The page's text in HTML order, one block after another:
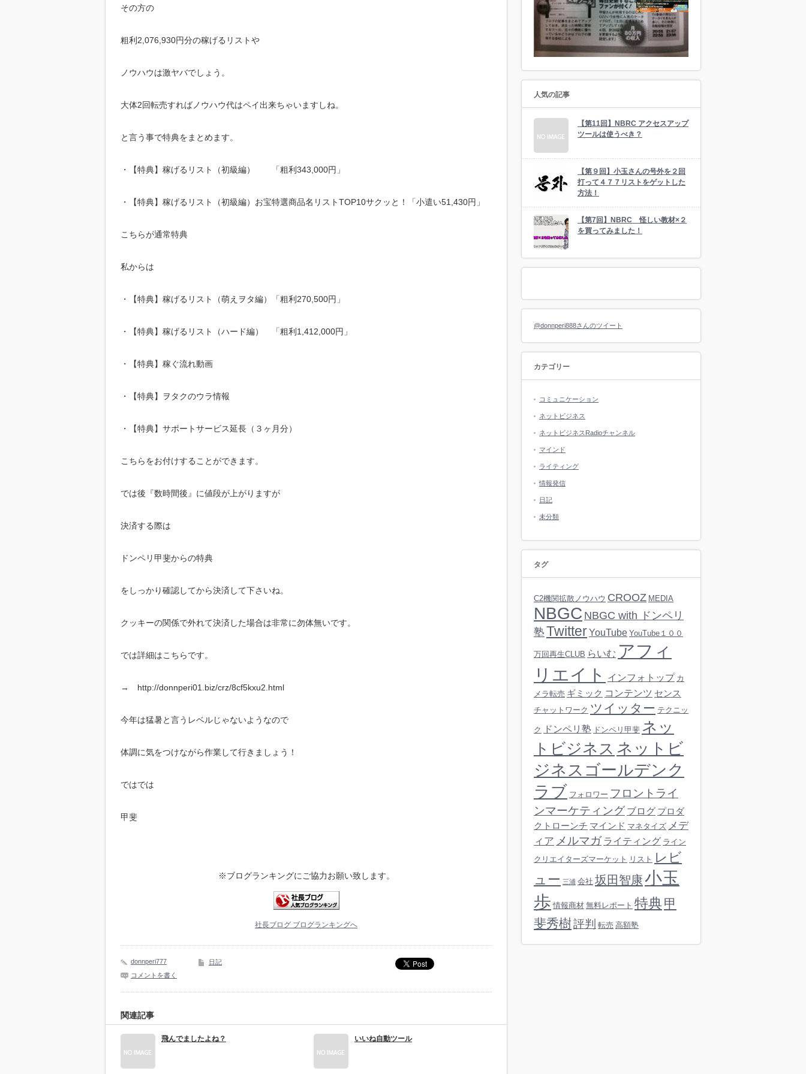
その方の
粗利2,076,930円分の稼げるリストや
ノウハウは激ヤバでしょう。
大体2回転売すればノウハウ代はペイ出来ちゃいますしね。
と言う事で特典をまとめます。
・【特典】稼げるリスト（初級編） 「粗利343,000円」
・【特典】稼げるリスト（初級編）お宝特選商品名リストTOP10サクッと！「小遣い51,430円」
こちらが通常特典
私からは
・【特典】稼げるリスト（萌えヲタ編）「粗利270,500円」
・【特典】稼げるリスト（ハード編） 「粗利1,412,000円」
・【特典】稼ぐ流れ動画
・【特典】ヲタクのウラ情報
・【特典】サポートサービス延長（３ヶ月分）
こちらをお付けすることができます。
では後『数時間後』に値段が上がりますが
決済する際は
ドンペリ甲斐からの特典
をしっかり確認してから決済して下さいね。
クッキーの関係で外れて決済した場合は非常に勿体無いです。
では詳細はこちらです。
→ http://donnperi01.biz/crz/8cf5kxu2.html
今年は猛暑と言うレベルじゃないようなので
体調に気をつけながら作業して行きましょう！
ではでは
甲斐
※ブログランキングにご協力お願い致します。
社長ブログ ブログランキングへ
donnperi777
コメントを書く
日記
関連記事
飛んでましたよね？ いいね自動ツール
人気の記事
【第11回】NBRC アクセスアップ
ツールは使うべき？
【第９回】小玉さんの号外を２回
打って４７７リストをゲットした
方法！
【第7回】NBRC 怪しい教材×２
を買ってみました！
@donnperi888さんのツイート
カテゴリー
コミュニケーション
ネットビジネス
ネットビジネスRadioチャンネル
マインド
ライティング
情報発信
日記
未分類
タグ
C2機関拡散ノウハウ CROOZ MEDIA
NBGC NBGC with ドンペリ
塾 TwitterYouTube YouTube１００
万回再生CLUB らいむ アフィ
リエイト
インフォトップ カ
メラ転売 ギミック コンテンツ センス
チャットワーク ツイッター テクニッ
ク ドンペリ塾 ドンペリ甲斐 ネッ
トビジネス ネットビ
ジネスゴールデンク
ラブ フォロワー フロントライ
ンマーケティング ブログ プロダ
クトローンチ マインド マネタイズ メデ
ィア メルマガ ライティング ライン
クリエイターズマーケット リスト レビ
ュー 三浦 会社 坂田智康小玉
歩 情報商材 無料レポート 特典 甲
斐秀樹評判 転売 高額塾